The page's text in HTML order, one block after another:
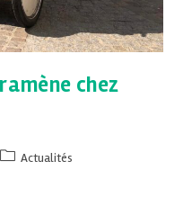
chez
Actualités